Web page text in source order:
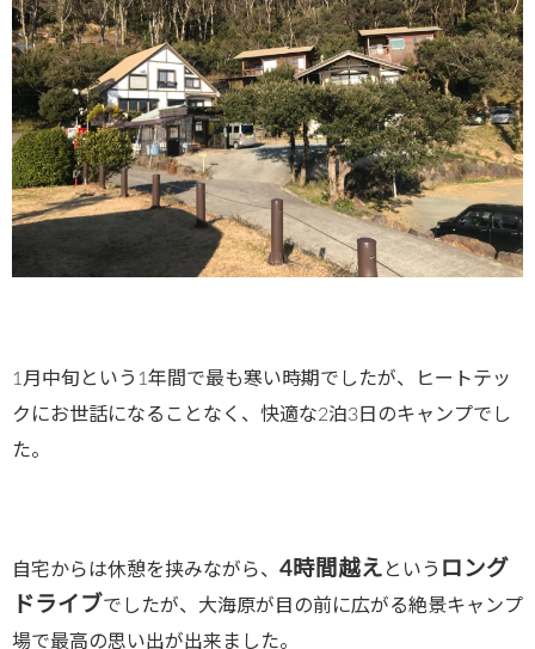
1月中旬という1年間で最も寒い時期でしたが、ヒートテッ
クにお世話になることなく、快適な2泊3日のキャンプでし
た。
自宅からは休憩を挟みながら、 4時間越え という ロング
ドライブでしたが、大海原が目の前に広がる絶景キャンプ
場で最高の思い出が出来ました。